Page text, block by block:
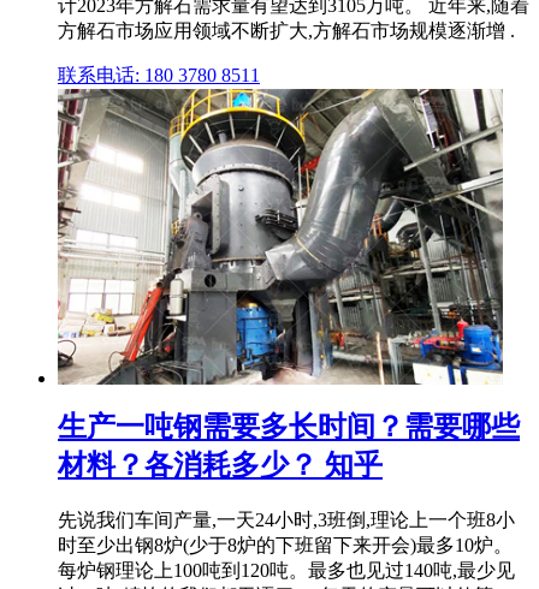
计2023年方解石需求量有望达到3105万吨。 近年来,随着
方解石市场应用领域不断扩大,方解石市场规模逐渐增 .
联系电话: 180 3780 8511
生产一吨钢需要多长时间？需要哪些
材料？各消耗多少？ 知乎
先说我们车间产量,一天24小时,3班倒,理论上一个班8小
时至少出钢8炉(少于8炉的下班留下来开会)最多10炉。
每炉钢理论上100吨到120吨。最多也见过140吨,最少见